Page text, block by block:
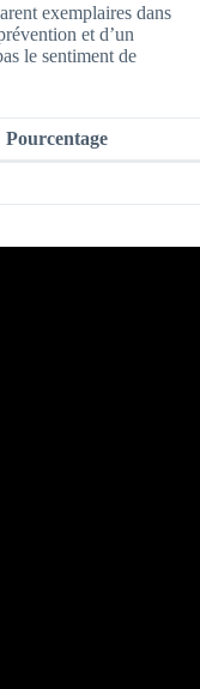
exemplaires dans
et d’un
le sentiment de
Pourcentage